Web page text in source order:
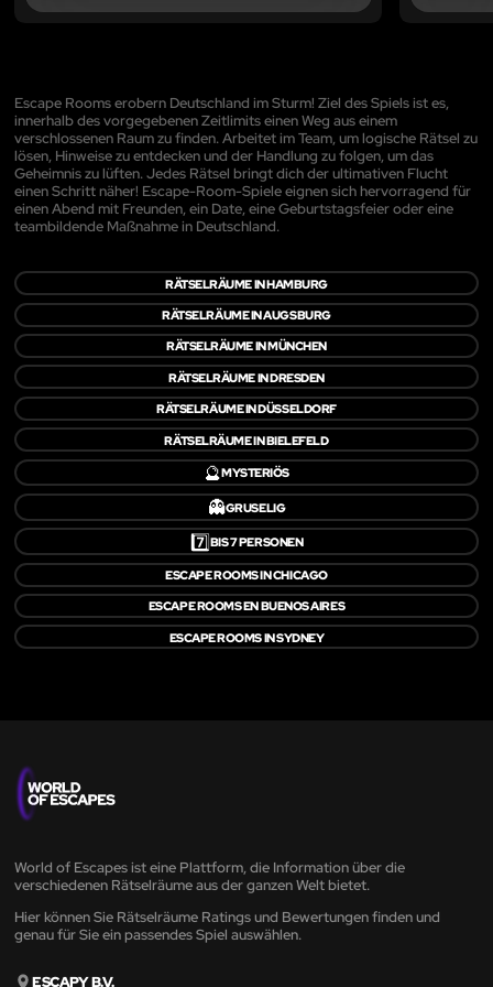
Escape Rooms erobern Deutschland im Sturm! Ziel des Spiels ist es,
innerhalb des vorgegebenen Zeitlimits einen Weg aus einem
verschlossenen Raum zu finden. Arbeitet im Team, um logische Rätsel zu
lösen, Hinweise zu entdecken und der Handlung zu folgen, um das
Geheimnis zu lüften. Jedes Rätsel bringt dich der ultimativen Flucht
einen Schritt näher! Escape-Room-Spiele eignen sich hervorragend für
einen Abend mit Freunden, ein Date, eine Geburtstagsfeier oder eine
teambildende Maßnahme in Deutschland.
RÄTSELRÄUME IN HAMBURG
RÄTSELRÄUME IN AUGSBURG
RÄTSELRÄUME IN MÜNCHEN
RÄTSELRÄUME IN DRESDEN
RÄTSELRÄUME IN DÜSSELDORF
RÄTSELRÄUME IN BIELEFELD
🔮MYSTERIÖS
👻GRUSELIG
7️⃣BIS 7 PERSONEN
ESCAPE ROOMS IN CHICAGO
ESCAPE ROOMS EN BUENOS AIRES
ESCAPE ROOMS IN SYDNEY
World of Escapes ist eine Plattform, die Information über die
verschiedenen Rätselräume aus der ganzen Welt bietet.
Hier können Sie Rätselräume Ratings und Bewertungen finden und
genau für Sie ein passendes Spiel auswählen.
ESCAPY B.V.